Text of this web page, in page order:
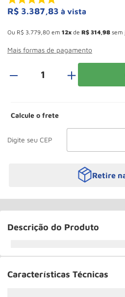
R$ 3.387,83 à vista
Ou R$ 3.779 80 em 12 de R$ 314 98 sem
Mais formas de pagamento
＋
Calcule o frete
Retire
Descrição do Produto
Características Técnicas
10 º Roda